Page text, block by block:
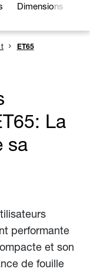
Dimensions
t ET65
La
sa
performante
et son
de fouille